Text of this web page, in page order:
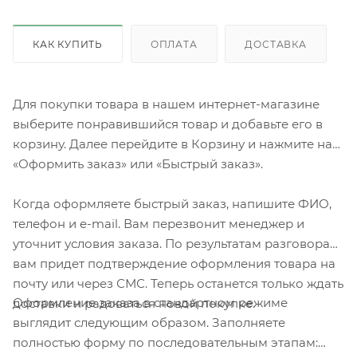
КАК КУПИТЬ ОПЛАТА ДОСТАВКА
Для покупки товара в нашем интернет-магазине
выберите понравившийся товар и добавьте его в
корзину. Далее перейдите в Корзину и нажмите на
«Оформить заказ» или «Быстрый заказ».
Когда оформляете быстрый заказ, напишите ФИО,
телефон и e-mail. Вам перезвонит менеджер и
уточнит условия заказа. По результатам разговора
вам придет подтверждение оформления товара на
почту или через СМС. Теперь останется только ждать
доставки и радоваться новой покупке.
Оформление заказа в стандартном режиме
выглядит следующим образом. Заполняете
полностью форму по последовательным этапам: